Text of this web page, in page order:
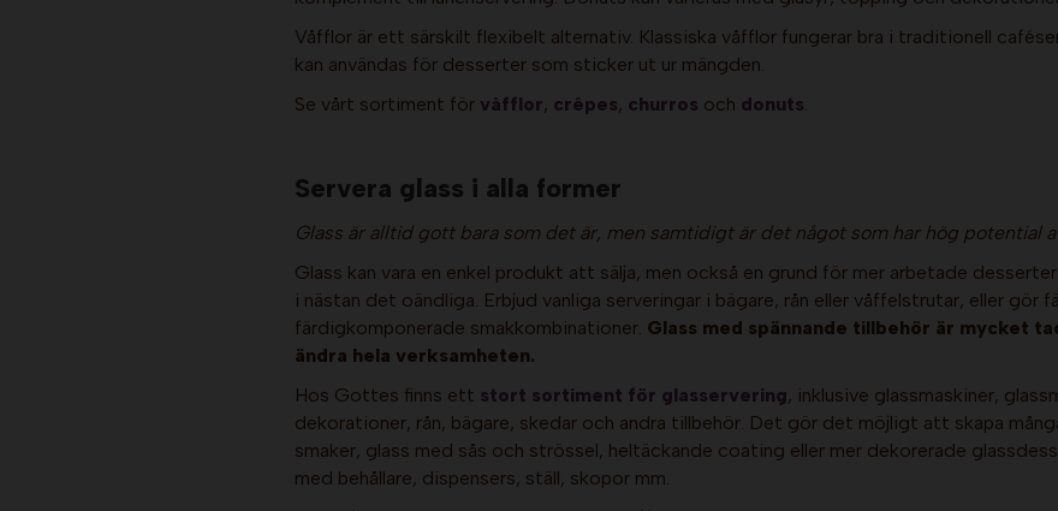
Våfflor är ett särskilt flexibelt alternativ. Klassiska våfflor fungerar bra i traditionell
kan användas för desserter som sticker ut ur mängden.
Se vårt sortiment för våfflor, crêpes, churros och donuts.
Servera glass i alla former
Glass är alltid gott bara som det är, men samtidigt är det något som har hög potential
Glass kan vara en enkel produkt att sälja, men också en grund för mer arbetade
i nästan det oändliga. Erbjud vanliga serveringar i bägare, rån eller våffelstrutar, eller
färdigkomponerade smakkombinationer. Glass med spännande tillbehör är mycket
ändra hela verksamheten.
Hos Gottes finns ett stort sortiment för glasservering, inklusive glassmaskiner,
dekorationer, rån, bägare, skedar och andra tillbehör. Det gör det möjligt att skapa
smaker, glass med sås och strössel, heltäckande coating eller mer dekorerade
med behållare, dispensers, ställ, skopor mm.